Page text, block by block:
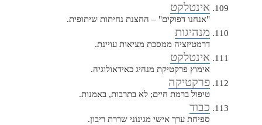
אינטלקט
"אנחנו דפוקים" – החצנת נחיתות שיתופית.
מנהיגות
דרמטיזציה ממסכת מציאות עויינת.
אינטלקט
אימוץ פרקטיקת מנהיג כאידאולוגיה.
פרקטיקה
טיפול ברמת חיים; לא בתרבות, באמנות.
כבוד
ספיחת ערך אישי מגינוני שררת ריבון.